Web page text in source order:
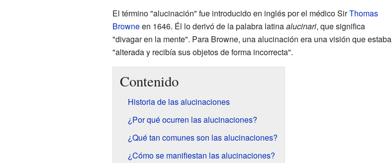
El término "alucinación" fue introducido en inglés por el médico SirThomas
Browneen 1646. Él lo derivó de la palabra latinaalucinari, que significa
"divagar en la mente". Para Browne, una alucinación era una visión que estaba
"alterada y recibía sus objetos de forma incorrecta".
Contenido
Historia de las alucinaciones
¿Por qué ocurren las alucinaciones?
¿Qué tan comunes son las alucinaciones?
¿Cómo se manifiestan las alucinaciones?